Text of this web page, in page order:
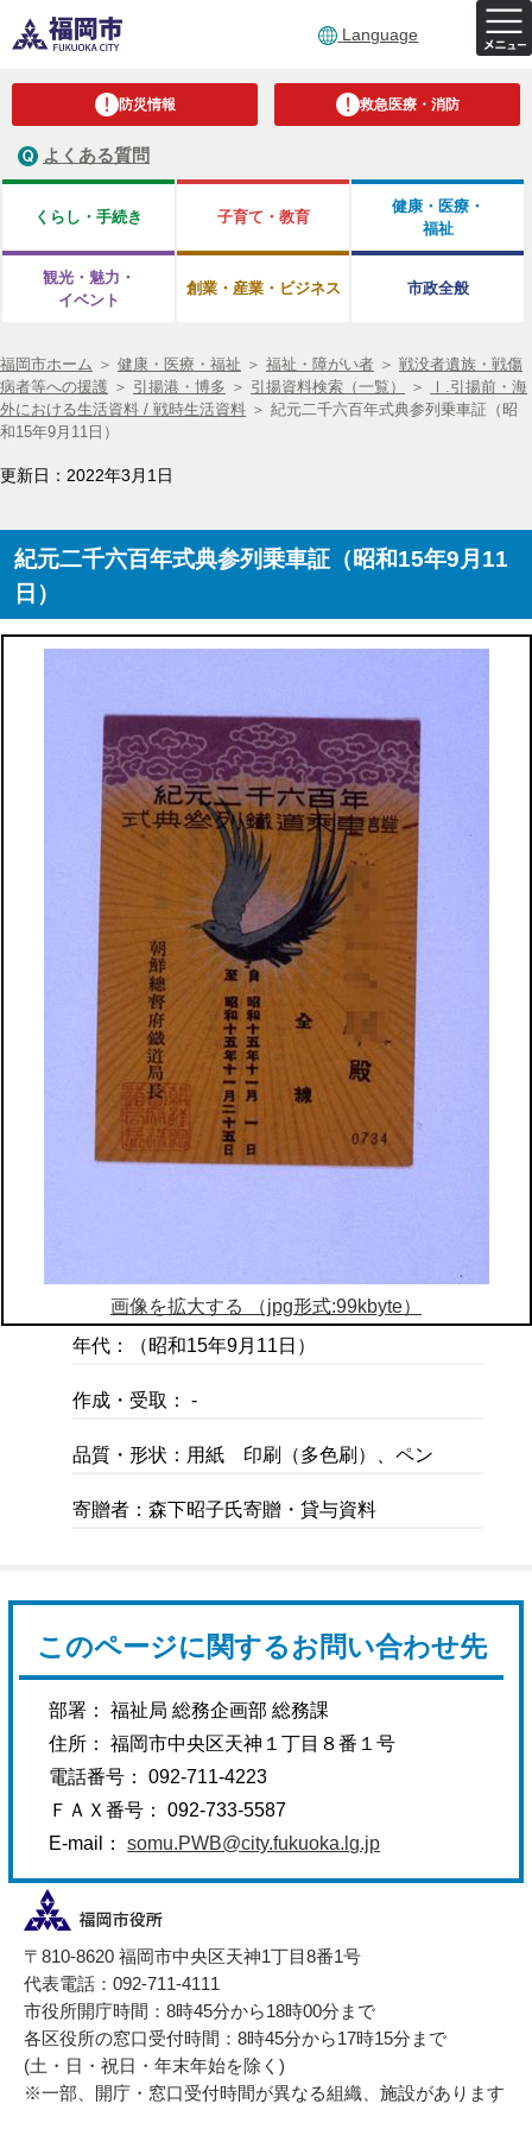
Language
防災情報 救急医療・消防
よくある質問
くらし・手続き 子育て・教育
健康・医療・
福祉
観光・魅力・
イベント
創業・産業・ビジネス 市政全般
福岡市ホーム ＞ 健康・医療・福祉 ＞ 福祉・障がい者 ＞ 戦没者遺族・戦傷
病者等への援護 ＞ 引揚港・博多 ＞ 引揚資料検索（一覧） ＞
Ⅰ.引揚前・海
外における生活資料 / 戦時生活資料 ＞ 紀元二千六百年式典参列乗車証（昭
和15年9月11日）
更新日：2022年3月1日
紀元二千六百年式典参列乗車証（昭和15年9月11
日）
画像を拡大する （jpg形式:99kbyte）
年代：（昭和15年9月11日）
作成・受取： -
品質・形状：用紙 印刷（多色刷）、ペン
寄贈者：森下昭子氏寄贈・貸与資料
このページに関するお問い合わせ先
部署： 福祉局 総務企画部 総務課
住所： 福岡市中央区天神１丁目８番１号
電話番号： 092-711-4223
ＦＡＸ番号： 092-733-5587
E-mail：somu.PWB@city.fukuoka.lg.jp
〒810-8620 福岡市中央区天神1丁目8番1号
代表電話：092-711-4111
市役所開庁時間：8時45分から18時00分まで
各区役所の窓口受付時間：8時45分から17時15分まで
(土・日・祝日・年末年始を除く)
※一部、開庁・窓口受付時間が異なる組織、施設があります